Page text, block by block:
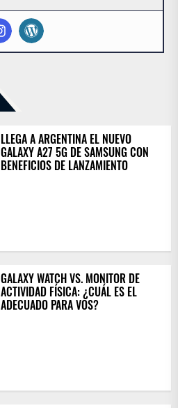
LLEGA A ARGENTINA EL NUEVO
GALAXY A27 5G DE SAMSUNG CON
BENEFICIOS DE LANZAMIENTO
GALAXY WATCH VS. MONITOR DE
ACTIVIDAD FÍSICA: ¿CUÁL ES EL
ADECUADO PARA VOS?